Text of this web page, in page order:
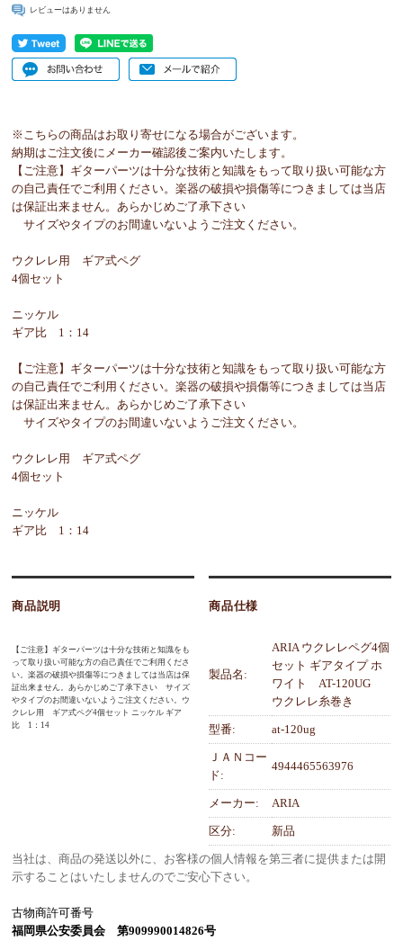
レビューはありません
※こちらの商品はお取り寄せになる場合がございます。
納期はご注文後にメーカー確認後ご案内いたします。
【ご注意】ギターパーツは十分な技術と知識をもって取り扱い可能な方
の自己責任でご利用ください。楽器の破損や損傷等につきましては当店
は保証出来ません。あらかじめご了承下さい
サイズやタイプのお間違いないようご注文ください。
ウクレレ用 ギア式ペグ
4個セット
ニッケル
ギア比 1：14
【ご注意】ギターパーツは十分な技術と知識をもって取り扱い可能な方
の自己責任でご利用ください。楽器の破損や損傷等につきましては当店
は保証出来ません。あらかじめご了承下さい
サイズやタイプのお間違いないようご注文ください。
ウクレレ用 ギア式ペグ
4個セット
ニッケル
ギア比 1：14
商品説明
【ご注意】ギターパーツは十分な技術と知識をも
って取り扱い可能な方の自己責任でご利用くださ
い。楽器の破損や損傷等につきましては当店は保
証出来ません。あらかじめご了承下さい サイズ
やタイプのお間違いないようご注文ください。ウ
クレレ用 ギア式ペグ4個セット ニッケル ギア
比 1：14
商品仕様
製品名:
ARIA ウクレレペグ4個
セット ギアタイプ ホ
ワイト AT-120UG
ウクレレ糸巻き
型番: at-120ug
ＪＡＮコー
ド:
4944465563976
メーカー: ARIA
区分: 新品
当社は、商品の発送以外に、お客様の個人情報を第三者に提供または開
示することはいたしませんのでご安心下さい。
古物商許可番号
福岡県公安委員会 第909990014826号